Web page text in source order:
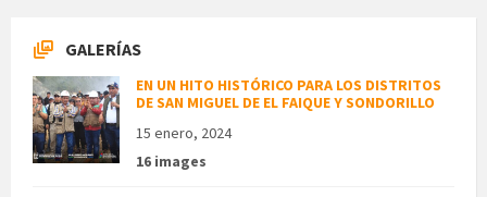
GALERÍAS
EN UN HITO HISTÓRICO PARA LOS DISTRITOS
DE SAN MIGUEL DE EL FAIQUE Y SONDORILLO
15 enero, 2024
16 images